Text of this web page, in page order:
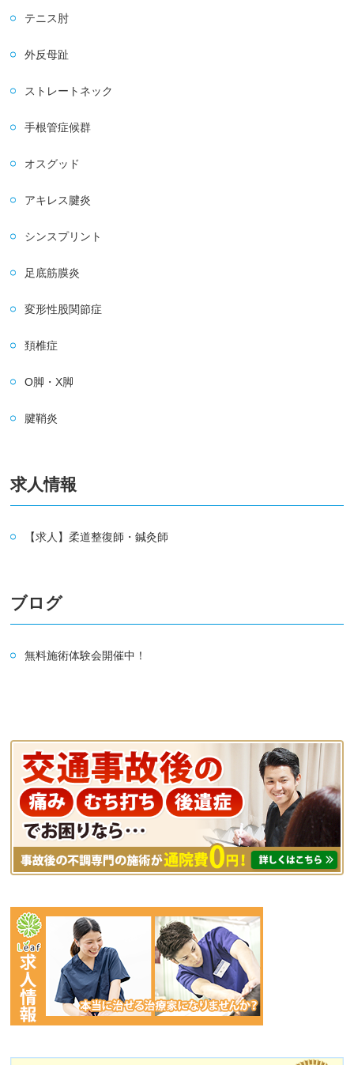
テニス肘
外反母趾
ストレートネック
手根管症候群
オスグッド
アキレス腱炎
シンスプリント
足底筋膜炎
変形性股関節症
頚椎症
O脚・X脚
腱鞘炎
求人情報
【求人】柔道整復師・鍼灸師
ブログ
無料施術体験会開催中！